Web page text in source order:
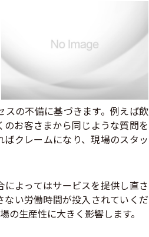
の不備に基づきます。例えば飲
お客さまから同じような質問を
クレームになり、現場のスタッ
よってはサービスを提供し直さ
い労働時間が投入されていくだ
の生産性に大きく影響します。